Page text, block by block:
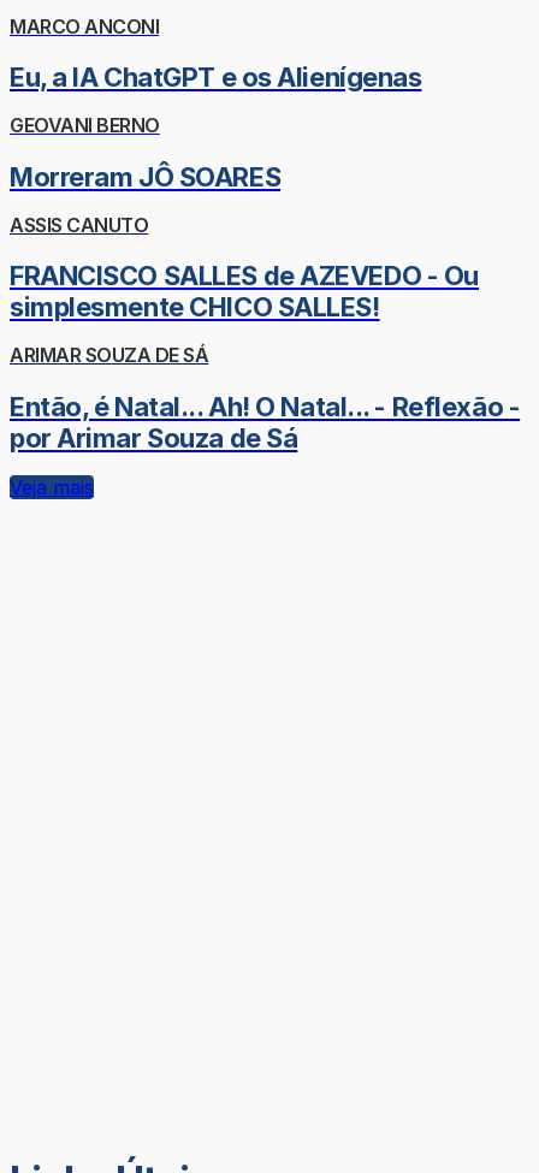
MARCO ANCONI
Eu, a IA ChatGPT e os Alienígenas
GEOVANI BERNO
Morreram JÔ SOARES
ASSIS CANUTO
FRANCISCO SALLES de AZEVEDO - Ou
simplesmente CHICO SALLES!
ARIMAR SOUZA DE SÁ
Então, é Natal... Ah! O Natal... - Reflexão -
por Arimar Souza de Sá
Veja mais